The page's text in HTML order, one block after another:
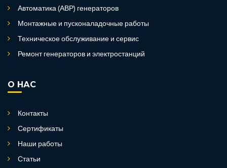
Автоматика (АВР) генераторов
Монтажные и пусконаладочные работы
Техническое обслуживание и сервис
Ремонт генераторов и электростанций
О НАС
Контакты
Сертификаты
Наши работы
Статьи